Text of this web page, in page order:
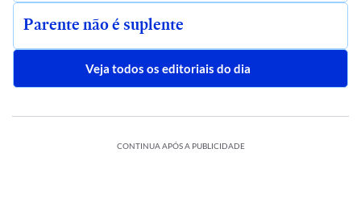
Parente não é suplente
Veja todos os editoriais do dia
CONTINUA APÓS A PUBLICIDADE